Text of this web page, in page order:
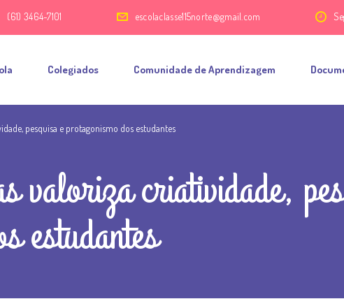
(61) 3464-7101 escolaclasse115norte@gmail.com
Colegiados Comunidade de Aprendizagem
pesquisa e protagonismo dos estudantes
valoriza criatividade,
estudantes